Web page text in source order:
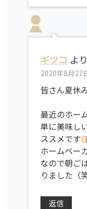
ギツコ よ
2020年8月27
皆さん夏休
最近のホー
単に美味し
ススメです
ホームベー
なので朝ご
りました（笑
返信